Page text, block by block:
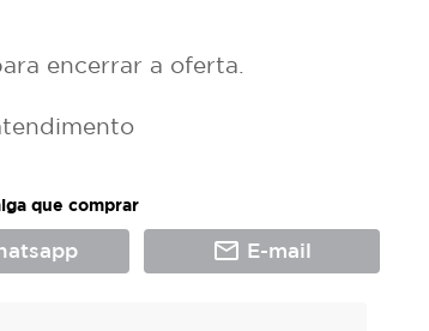
encerrar a oferta.
que comprar
mail_outline E-mail